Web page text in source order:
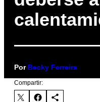
Por Becky Ferreira
Compartir: